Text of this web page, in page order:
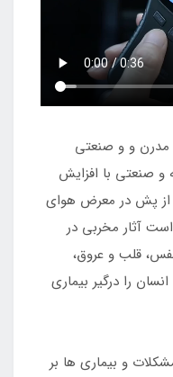
مدرن و و صنعتی
صنعتی با افزایش
از پش در معرض هوای
آثار مخربی در
قلب و عروق،
را درگیر بیماری
و بیماری ها بر